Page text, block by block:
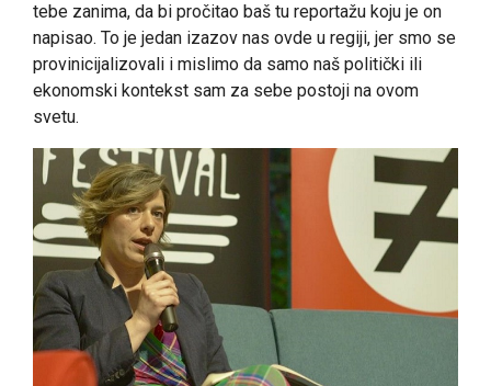
tebe zanima, da bi pročitao baš tu reportažu koju je on
napisao. To je jedan izazov nas ovde u regiji, jer smo se
provinicijalizovali i mislimo da samo naš politički ili
ekonomski kontekst sam za sebe postoji na ovom
svetu.